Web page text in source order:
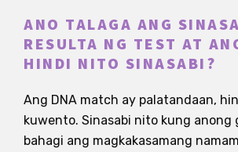
ANO TALAGA ANG
RESULTA NG TEST AT
HINDI NITO SINASABI?
Ang DNA match ay palatandaan,
kuwento. Sinasabi nito kung anong
bahagi ang magkakasamang